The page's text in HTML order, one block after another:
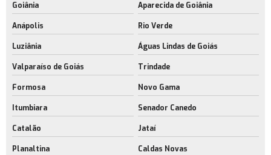
Goiânia
Aparecida de Goiânia
Anápolis Rio Verde
Luziânia Águas Lindas de Goiás
Valparaíso de Goiás Trindade
Formosa Novo Gama
Itumbiara Senador Canedo
Catalão Jataí
Planaltina
Caldas Novas